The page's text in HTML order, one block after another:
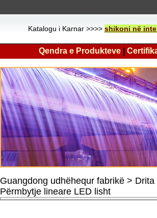
Katalogu i Karnar >>>> shikoni në
Qendra e Produkteve
Guangdong udhëhequr fabrikë >
Përmbytje lineare LED lisht